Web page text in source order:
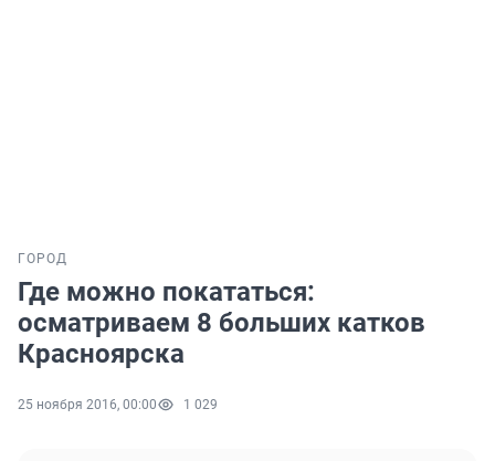
ГОРОД
Где можно покататься:
осматриваем 8 больших катков
Красноярска
25 ноября 2016, 00:00 1 029